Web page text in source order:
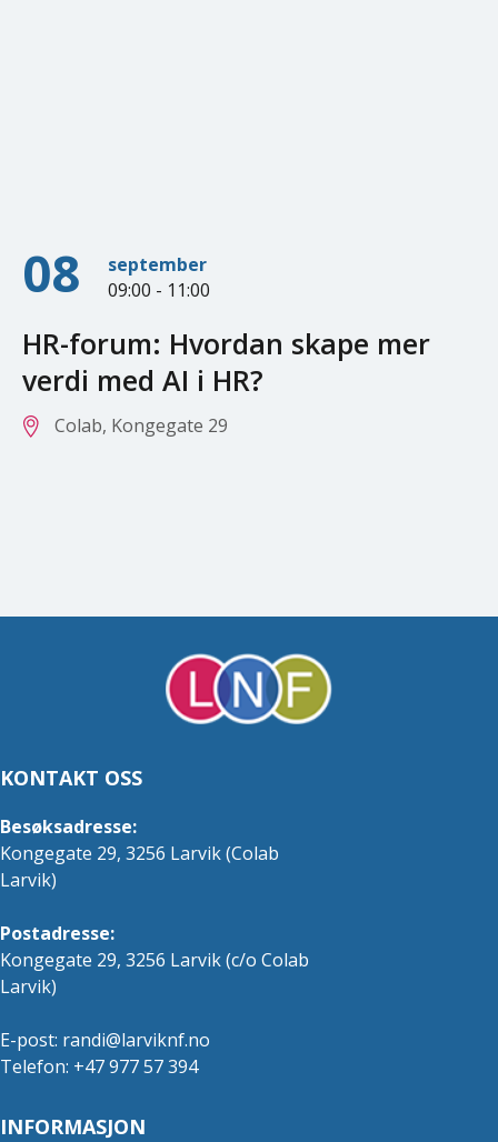
08
september
09:00 - 11:00
HR-forum: Hvordan skape mer
verdi med AI i HR?
Colab, Kongegate 29
KONTAKT OSS
Besøksadresse:
Kongegate 29, 3256 Larvik (Colab
Larvik)
Postadresse:
Kongegate 29, 3256 Larvik (c/o Colab
Larvik)
E-post: randi@larviknf.no
Telefon: +47 977 57 394
INFORMASJON